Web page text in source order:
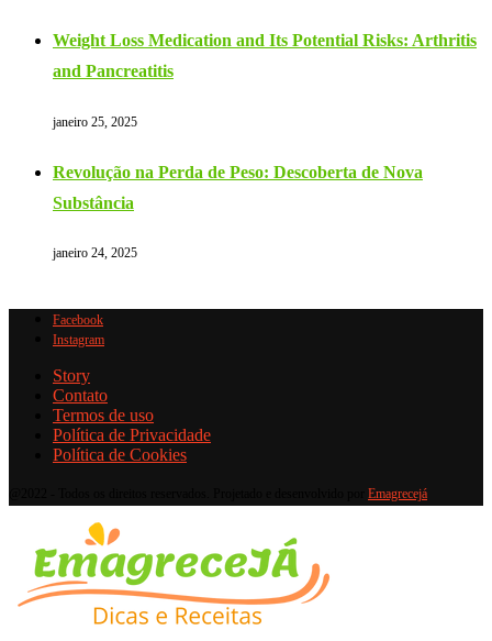
Weight Loss Medication and Its Potential Risks: Arthritis
and Pancreatitis
janeiro 25, 2025
Revolução na Perda de Peso: Descoberta de Nova
Substância
janeiro 24, 2025
Facebook
Instagram
Story
Contato
Termos de uso
Política de Privacidade
Política de Cookies
Emagrecejá